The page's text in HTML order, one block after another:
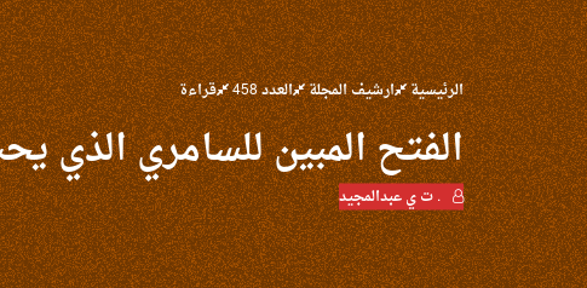
الرئيسية ارشيف المجلة العدد 458 قراءة
الفتح المبين للسامري الذي
. ت ي عبدالمجيد